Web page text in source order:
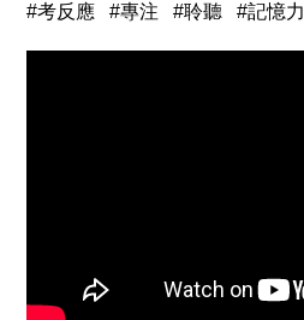
#考反應 #專注 #聆聽 #記憶力